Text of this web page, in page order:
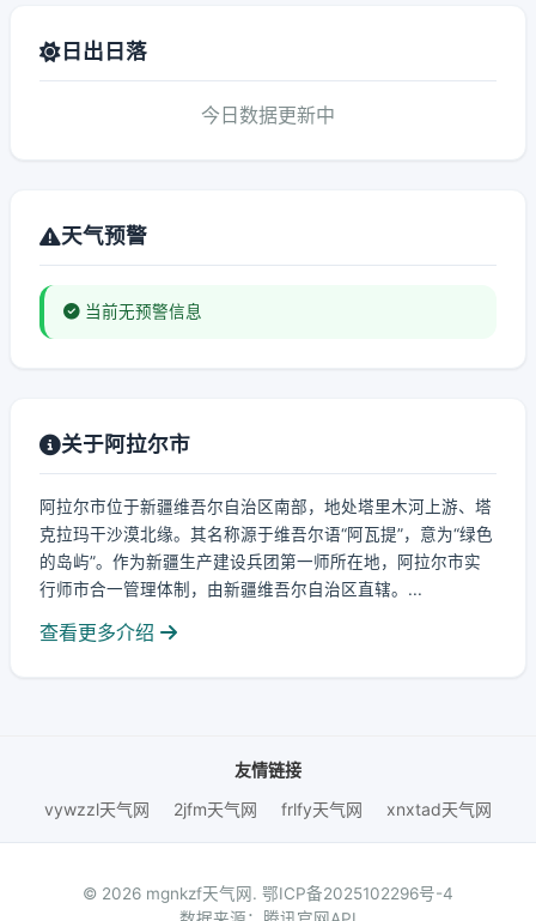
日出日落
今日数据更新中
天气预警
当前无预警信息
关于阿拉尔市
阿拉尔市位于新疆维吾尔自治区南部，地处塔里木河上游、塔
克拉玛干沙漠北缘。其名称源于维吾尔语“阿瓦提”，意为“绿色
的岛屿”。作为新疆生产建设兵团第一师所在地，阿拉尔市实
行师市合一管理体制，由新疆维吾尔自治区直辖。...
查看更多介绍
友情链接
vywzzl天气网
2jfm天气网 frlfy天气网 xnxtad天气网
© 2026 mgnkzf天气网. 鄂ICP备2025102296号-4